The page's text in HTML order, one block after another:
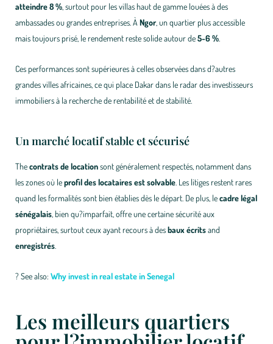
atteindre 8 % , surtout pour les villas haut de gamme louées à des
ambassades ou grandes entreprises. À Ngor , un quartier plus accessible
mais toujours prisé, le rendement reste solide autour de5-6 %
Ces performances sont supérieures à celles observées dans d?autres
grandes villes africaines, ce qui place Dakar dans le radar des investisseurs
immobiliers à la recherche de rentabilité et de stabilité.
Un marché locatif stable et sécurisé
Thecontrats de locationsont généralement respectés, notamment dans
les zones où leprofil des locataires est solvable . Les litiges restent rares
quand les formalités sont bien établies dès le départ. De plus, lecadre légal
sénégalais , bien qu?imparfait, offre une certaine sécurité aux
propriétaires, surtout ceux ayant recours à desbaux écritsand
enregistrés
? See also: Why invest in real estate in Senegal
Les meilleurs quartiers